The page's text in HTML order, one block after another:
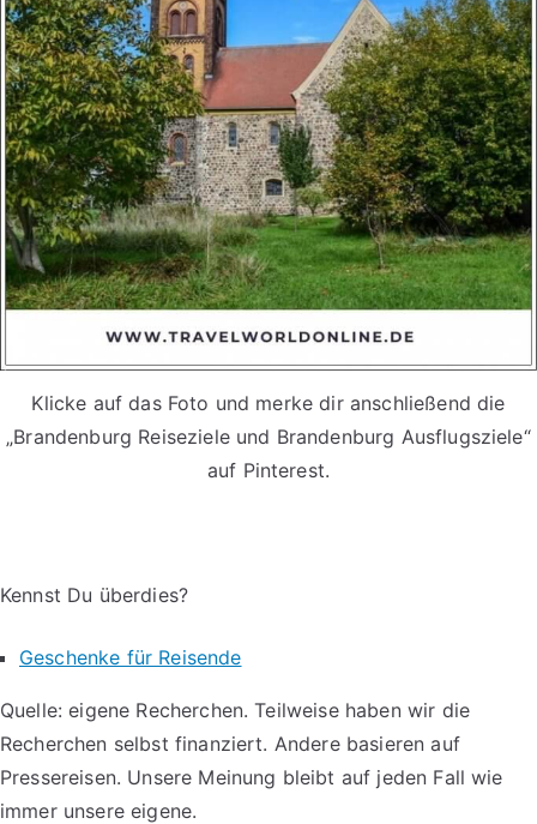
Klicke auf das Foto und merke dir anschließend die
„Brandenburg Reiseziele und Brandenburg Ausflugsziele“
auf Pinterest.
Kennst Du überdies?
Geschenke für Reisende
Quelle: eigene Recherchen. Teilweise haben wir die
Recherchen selbst finanziert. Andere basieren auf
Pressereisen. Unsere Meinung bleibt auf jeden Fall wie
immer unsere eigene.